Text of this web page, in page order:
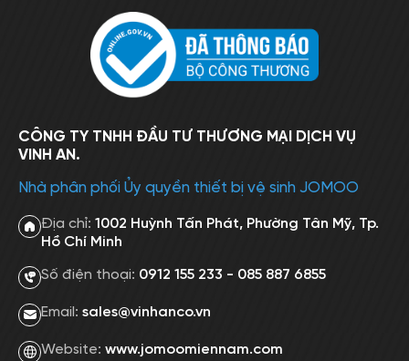
CÔNG TY TNHH ĐẦU TƯ THƯƠNG MẠI DỊCH VỤ
VINH AN.
Nhà phân phối Ủy quyền thiết bị vệ sinh JOMOO
Địa chỉ: 1002 Huỳnh Tấn Phát, Phường Tân Mỹ, Tp.
Hồ Chí Minh
Số điện thoại: 0912 155 233 - 085 887 6855
Email: sales@vinhanco.vn
Website: www.jomoomiennam.com